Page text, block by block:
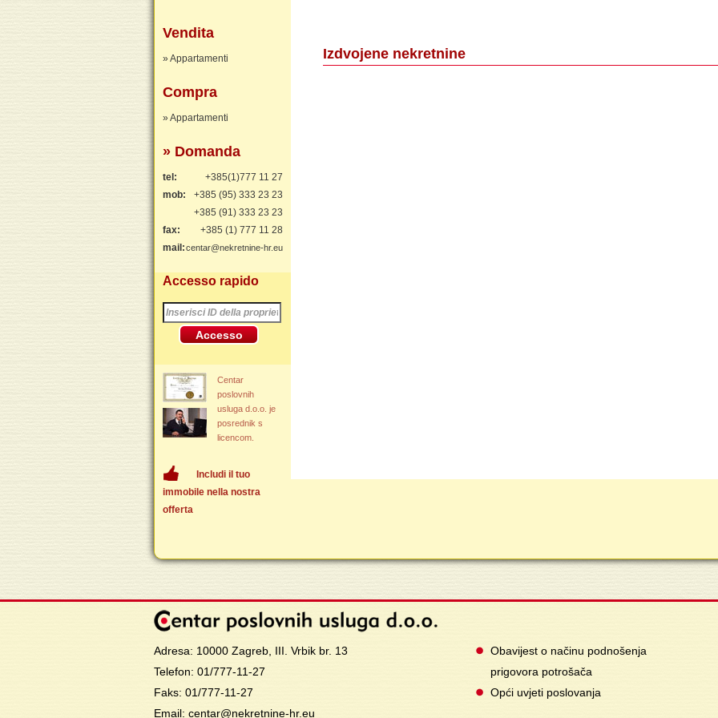
Vendita
» Appartamenti
Compra
» Appartamenti
» Domanda
tel:
+385(1)777 11 27
mob:
+385 (95) 333 23 23
+385 (91) 333 23 23
fax:
+385 (1) 777 11 28
mail:centar@nekretnine-hr.eu
Accesso rapido
Accesso
Centar
poslovnih
usluga d.o.o. je
posrednik s
licencom.
Includi il tuo
immobile nella nostra
offerta
Izdvojene nekretnine
Adresa: 10000 Zagreb, III. Vrbik br. 13
Telefon: 01/777-11-27
Faks: 01/777-11-27
Email: centar@nekretnine-hr.eu
Obavijest o načinu podnošenja
prigovora potrošača
Opći uvjeti poslovanja